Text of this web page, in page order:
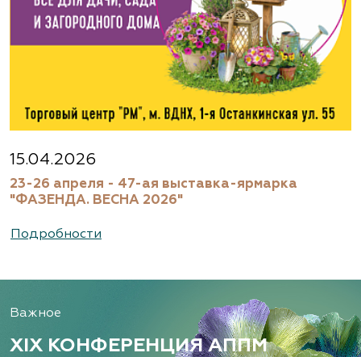
15.04.2026
23-26 апреля - 47-ая выставка-ярмарка
"ФАЗЕНДА. ВЕСНА 2026"
Подробности
Важное
XIX КОНФЕРЕНЦИЯ АППМ